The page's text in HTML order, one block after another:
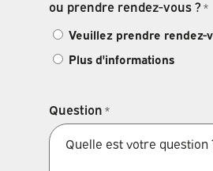
ou prendre rendez-vous ? *
Veuillez prendre rendez-
Plus d'informations
Question *